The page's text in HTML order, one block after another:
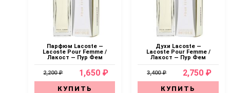
Парфюм Lacoste —
Lacoste Pour Femme /
Лакост — Пур Фем
2,200 ₽ 1,650 ₽
КУПИТЬ
Духи Lacoste —
Lacoste Pour Femme /
Лакост — Пур Фем
3,400 ₽ 2,750 ₽
КУПИТЬ